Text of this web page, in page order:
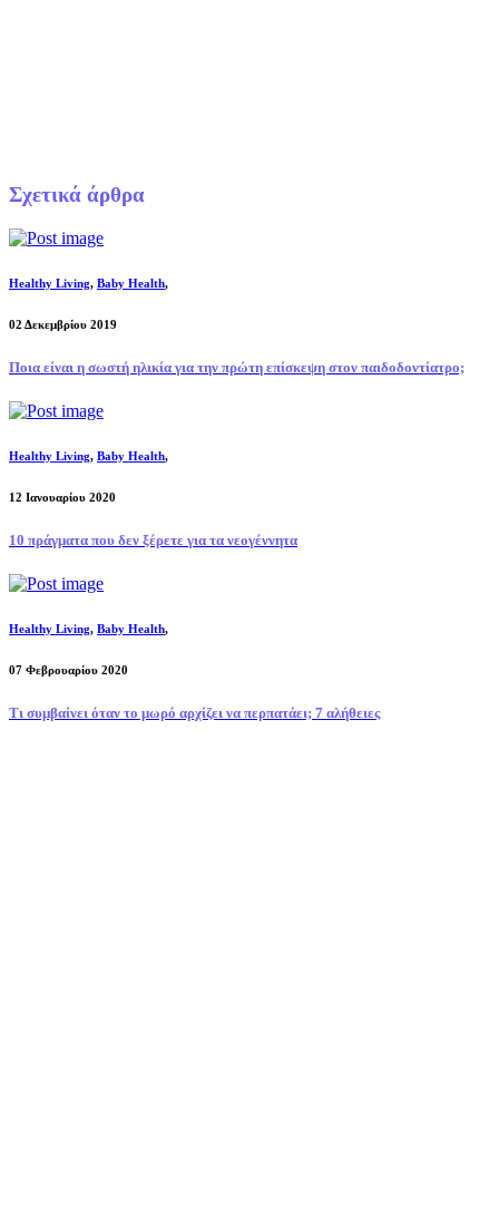
Σχετικά άρθρα
Healthy Living, Baby Health,
02 Δεκεμβρίου 2019
Ποια είναι η σωστή ηλικία για την πρώτη επίσκεψη στον παιδοδοντίατρο;
Healthy Living, Baby Health,
12 Ιανουαρίου 2020
10 πράγματα που δεν ξέρετε για τα νεογέννητα
Healthy Living, Baby Health,
07 Φεβρουαρίου 2020
Τι συμβαίνει όταν το μωρό αρχίζει να περπατάει; 7 αλήθειες